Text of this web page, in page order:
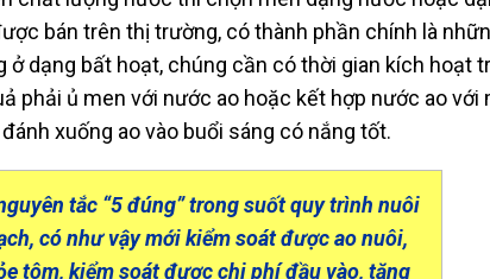
bán trên thị trường, có thành phần chính là
dạng bất hoạt, chúng cần có thời gian kích hoạt
phải ủ men với nước ao hoặc kết hợp nước ao với
xuống ao vào buổi sáng có nắng tốt.
tắc “5 đúng” trong suốt quy trình nuôi
có như vậy mới kiểm soát được ao nuôi,
tôm, kiểm soát được chi phí đầu vào, tăng